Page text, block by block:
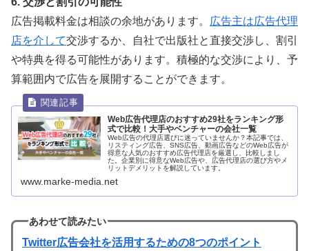
広告掲載料金は相談の余地があります。
広告主は広告代理
店を介して交渉するか、自社で出版社と直接交渉し、割引
や特典を得る可能性があります。積極的な交渉により、予
算範囲内で広告を展開することができます。
Web広告代理店のおすすめ29社をランキング形
式で比較！大手やベンチャーの会社一覧
Web広告の代理店選びに迷っていませんか？本記事では、
リスティング広告、SNS広告、動画広告などのWeb広告が
得意な人気のおすすめ広告代理店を厳選し、比較しまし
た。企業別に得意なWeb広告や、広告代理店の選び方やメ
リットデメリットを解説しています。
www.marke-media.net
あわせて読みたい
Twitter広告会社を活用するための8つのポイント